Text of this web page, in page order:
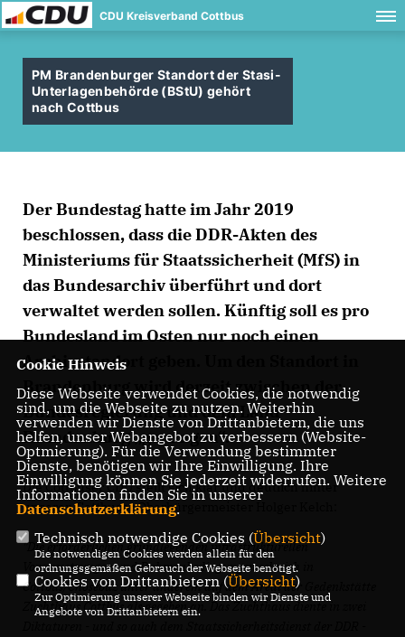
CDU Kreisverband Cottbus
PM Brandenburger Standort der Stasi-
Unterlagenbehörde (BStU) gehört
nach Cottbus
Der Bundestag hatte im Jahr 2019
beschlossen, dass die DDR-Akten des
Ministeriums für Staatssicherheit (MfS) in
das Bundesarchiv überführt und dort
verwaltet werden sollen. Künftig soll es pro
Bundesland im Osten nur noch einen
Archivstandort geben. Um den Standort in
Brandenburg wird derzeit zwischen der
Bundesregierung und dem Land
Brandenburg „gerungen“.
Die Cottbuser CDU stellt sich klar und deutlich hinter
unseren Cottbuser Oberbürgermeister Holger Kelch:
"Die erforderlichen grundlegenden infrastrukturellen
Voraussetzungen und Rahmenbedingungen sehe ich in
Cottbus/Chóśebuz unter anderem auf dem Areal der Gedenkstätte
Zuchthaus Cottbus als gegeben an. Das Zuchthaus diente in zwei
Cookie Hinweis
Diese Webseite verwendet Cookies, die notwendig
sind, um die Webseite zu nutzen. Weiterhin
verwenden wir Dienste von Drittanbietern, die uns
helfen, unser Webangebot zu verbessern (Website-
Optmierung). Für die Verwendung bestimmter
Dienste, benötigen wir Ihre Einwilligung. Ihre
Einwilligung können Sie jederzeit widerrufen. Weitere
Informationen finden Sie in unserer
Datenschutzerklärung.
Technisch notwendige Cookies (Übersicht)
Die notwendigen Cookies werden allein für den
ordnungsgemäßen Gebrauch der Webseite benötigt.
Cookies von Drittanbietern (Übersicht)
Zur Optimierung unserer Webseite binden wir Dienste und
Angebote von Drittanbietern ein.